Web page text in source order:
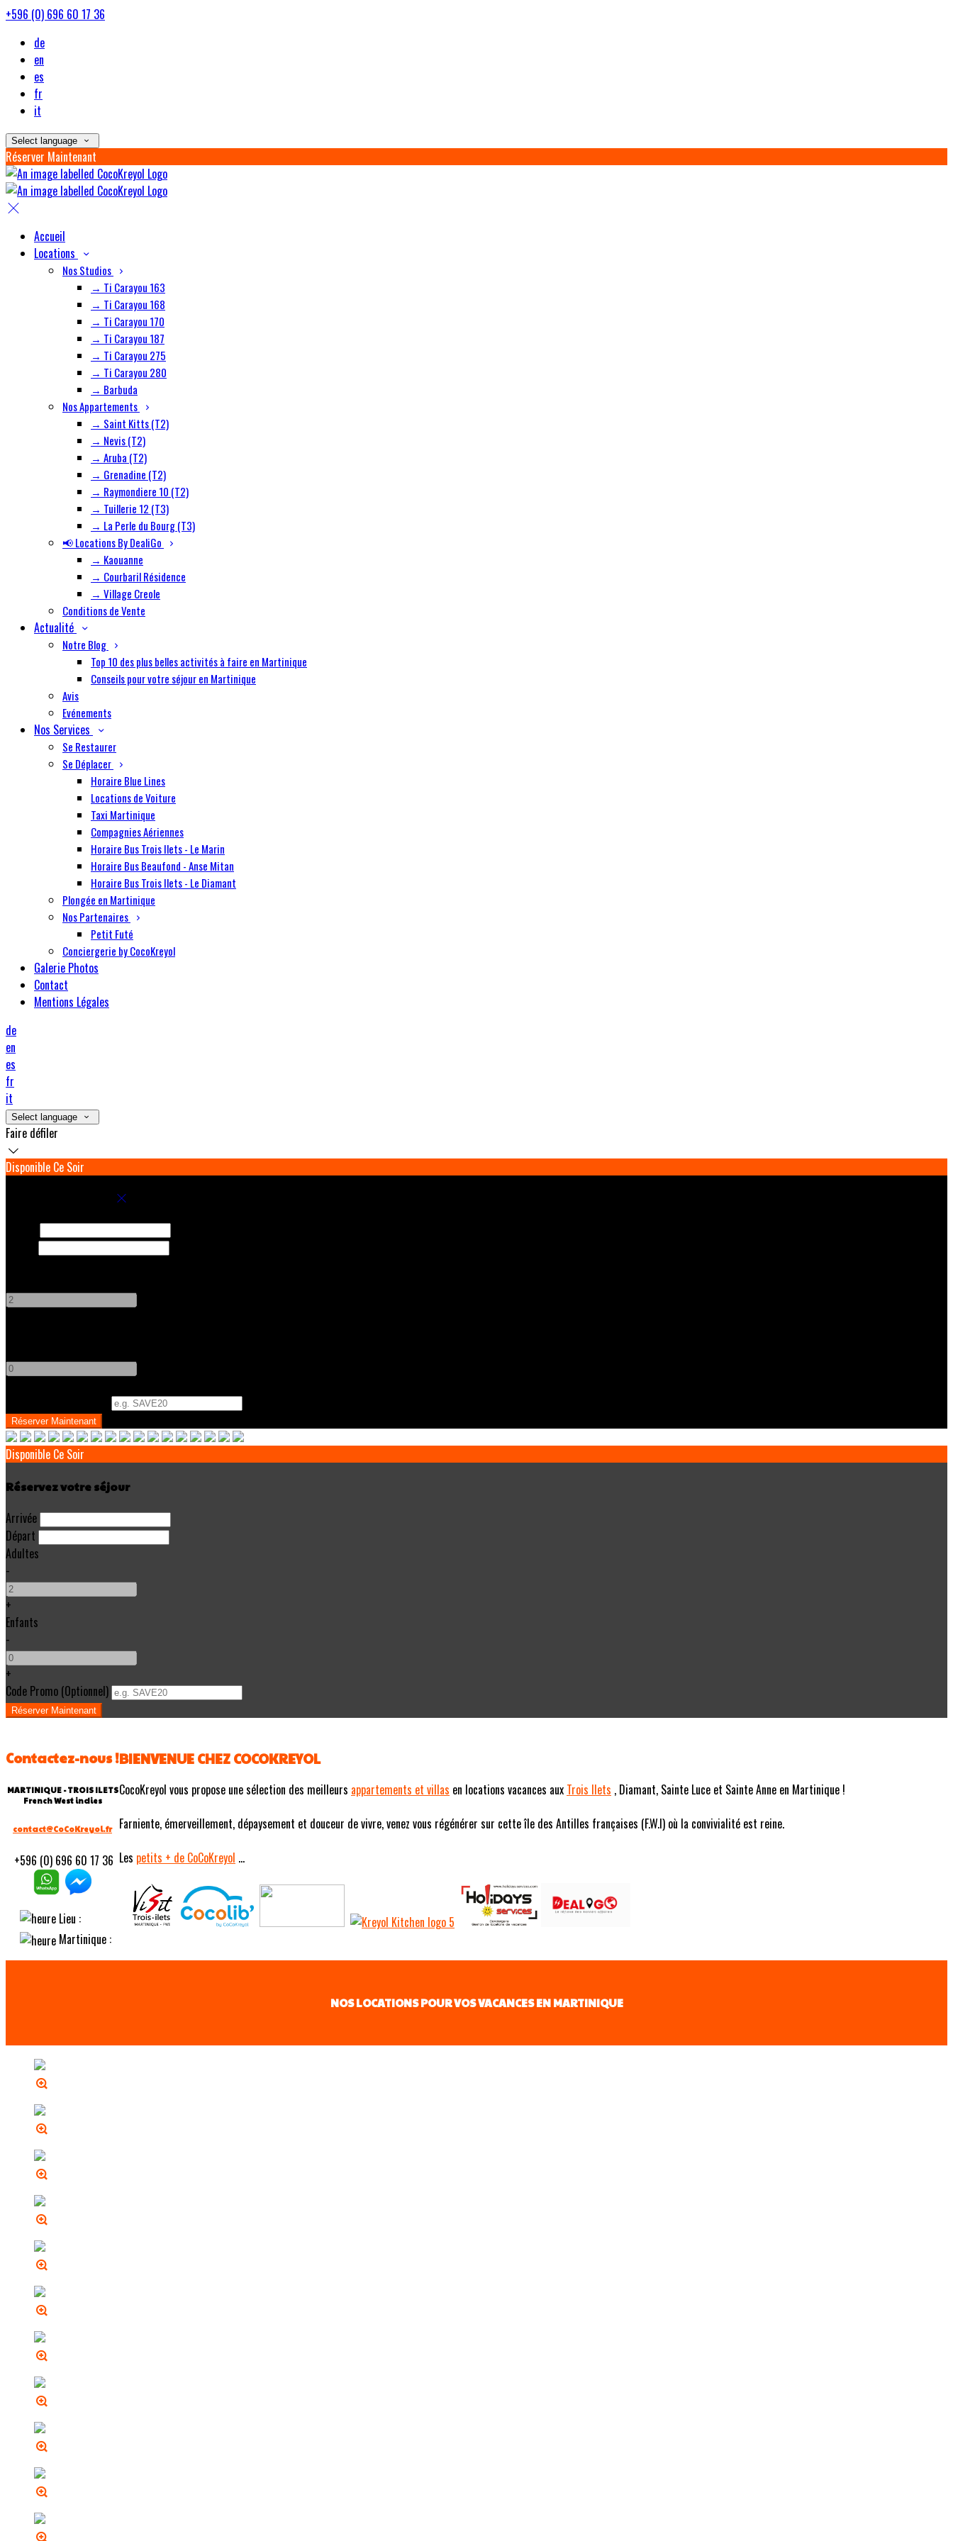
+596 (0) 696 60 17 36
de
en
es
fr
it
Select language
Réserver Maintenant
Accueil
Locations
Nos Studios
→ Ti Carayou 163
→ Ti Carayou 168
→ Ti Carayou 170
→ Ti Carayou 187
→ Ti Carayou 275
→ Ti Carayou 280
→ Barbuda
Nos Appartements
→ Saint Kitts (T2)
→ Nevis (T2)
→ Aruba (T2)
→ Grenadine (T2)
→ Raymondiere 10 (T2)
→ Tuillerie 12 (T3)
→ La Perle du Bourg (T3)
📢 Locations By DealiGo
→ Kaouanne
→ Courbaril Résidence
→ Village Creole
Conditions de Vente
Actualité
Notre Blog
Top 10 des plus belles activités à faire en Martinique
Conseils pour votre séjour en Martinique
Avis
Evénements
Nos Services
Se Restaurer
Se Déplacer
Horaire Blue Lines
Locations de Voiture
Taxi Martinique
Compagnies Aériennes
Horaire Bus Trois Ilets - Le Marin
Horaire Bus Beaufond - Anse Mitan
Horaire Bus Trois Ilets - Le Diamant
Plongée en Martinique
Nos Partenaires
Petit Futé
Conciergerie by CocoKreyol
Galerie Photos
Contact
Mentions Légales
de
en
es
fr
it
Select language
Faire défiler
Disponible Ce Soir
Disponible Ce Soir
Réservez votre séjour
Arrivée
Départ
Adultes
-
+
Enfants
-
+
Code Promo (Optionnel)
Contactez-nous !
MARTINIQUE - TROIS ILETS
French West indies
contact@CoCoKreyol.fr
+596 (0) 696 60 17 36
Lieu :
Martinique :
BIENVENUE CHEZ COCOKREYOL
CocoKreyol vous propose une sélection des meilleurs appartements et villas en locations vacances aux Trois Ilets , Diamant, Sainte Luce et Sainte Anne en Martinique !
Farniente, émerveillement, dépaysement et douceur de vivre, venez vous régénérer sur cette île des Antilles françaises (F.W.I) où la convivialité est reine.
Les petits + de CoCoKreyol ...
NOS LOCATIONS POUR VOS VACANCES EN MARTINIQUE